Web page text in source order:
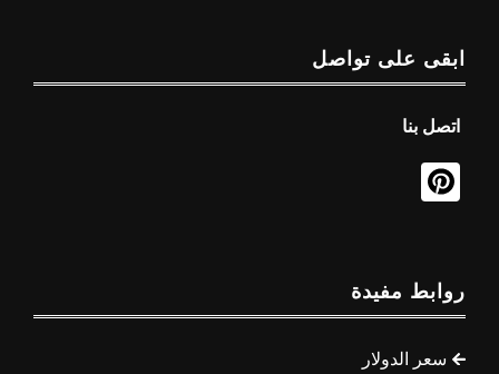
ابقى على تواصل
اتصل بنا
روابط مفيدة
سعر الدولار